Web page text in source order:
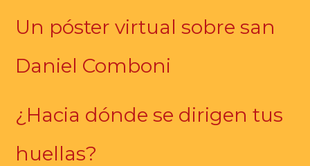
Un póster virtual sobre san
Daniel Comboni
¿Hacia dónde se dirigen tus
huellas?